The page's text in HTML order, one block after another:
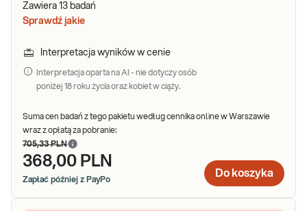
Zawiera 13 badań
Sprawdź jakie
Interpretacja wyników w cenie
Interpretacja oparta na AI - nie dotyczy osób
poniżej 18 roku życia oraz kobiet w ciąży.
Suma cen badań z tego pakietu według cennika online w Warszawie
wraz z opłatą za pobranie:
705,33 PLN
368,00 PLN
Zapłać później z PayPo
Do koszyka